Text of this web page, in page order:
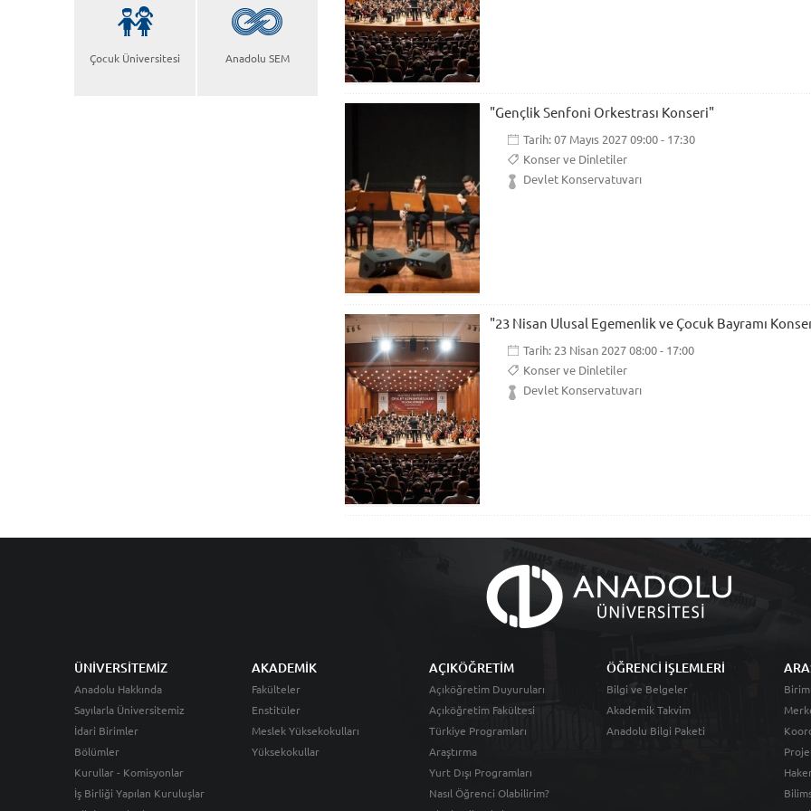
"Gençlik Senfoni Orkestrası Konseri"
Tarih: 07 Mayıs 2027 09:00 - 17:30
Konser ve Dinletiler
Devlet Konservatuvarı
"23 Nisan Ulusal Egemenlik ve Çocuk Bayramı
Tarih: 23 Nisan 2027 08:00 - 17:00
Konser ve Dinletiler
Devlet Konservatuvarı
Çocuk Üniversitesi Anadolu SEM
ÜNİVERSİTEMİZ
Anadolu Hakkında
Sayılarla Üniversitemiz
İdari Birimler
Bölümler
Kurullar - Komisyonlar
İş Birliği Yapılan Kuruluşlar
AKADEMİK
Fakülteler
Enstitüler
Meslek Yüksekokulları
Yüksekokullar
AÇIKÖĞRETİM
Açıköğretim Duyuruları
Açıköğretim Fakültesi
Türkiye Programları
Araştırma
Yurt Dışı Programları
Nasıl Öğrenci Olabilirim?
ÖĞRENCİ İŞLEMLERİ
Bilgi ve Belgeler
Akademik Takvim
Anadolu Bilgi Paketi